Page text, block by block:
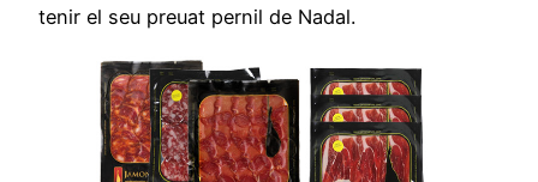
tenir el seu preuat pernil de Nadal.